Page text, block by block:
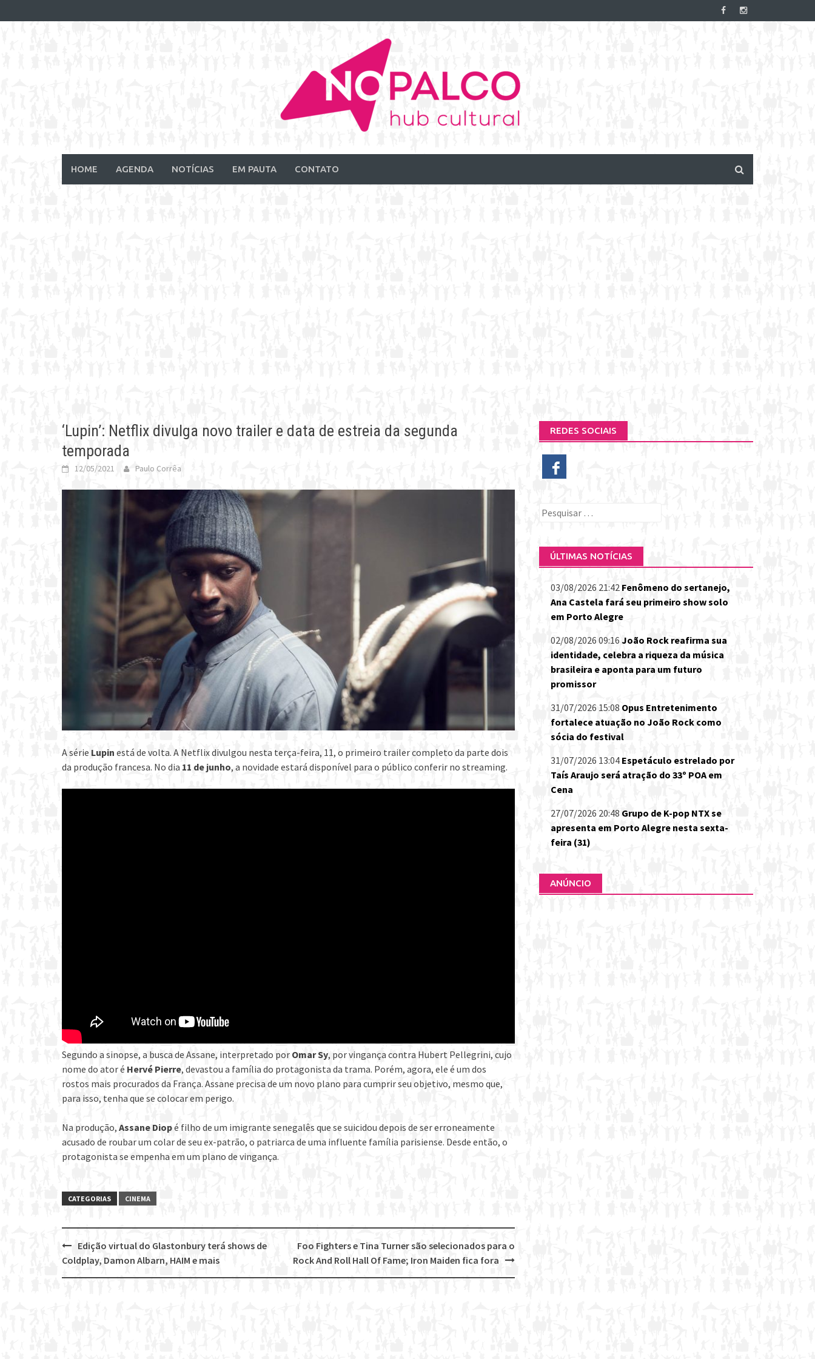
to
HOME AGENDA NOTÍCIAS EM PAUTA CONTATO
‘Lupin’: Netflix divulga novo trailer e data de estreia da segunda
temporada
12/05/2021 Paulo Corrêa
A série Lupin está de volta. A Netflix divulgou nesta terça-feira, 11, o primeiro trailer completo da parte dois
da produção francesa. No dia 11 de junho, a novidade estará disponível para o público conferir no streaming.
Segundo a sinopse, a busca de Assane, interpretado por Omar Sy, por vingança contra Hubert Pellegrini, cujo
nome do ator é Hervé Pierre, devastou a família do protagonista da trama. Porém, agora, ele é um dos
rostos mais procurados da França. Assane precisa de um novo plano para cumprir seu objetivo, mesmo que,
para isso, tenha que se colocar em perigo.
Na produção, Assane Diopé filho de um imigrante senegalês que se suicidou depois de ser erroneamente
acusado de roubar um colar de seu ex-patrão, o patriarca de uma influente família parisiense. Desde então, o
protagonista se empenha em um plano de vingança.
CATEGORIAS CINEMA
Post
navigation
Foo Fighters e Tina Turner são selecionados para o
Rock And Roll Hall Of Fame; Iron Maiden fica fora
Edição virtual do Glastonbury terá shows de
Coldplay, Damon Albarn, HAIM e mais
REDES SOCIAIS
Pesquisar
ÚLTIMAS NOTÍCIAS
03/08/2026 21:42 Fenômeno do sertanejo,
Ana Castela fará seu primeiro show solo
em Porto Alegre
02/08/2026 09:16 João Rock reafirma sua
identidade, celebra a riqueza da música
brasileira e aponta para um futuro
promissor
31/07/2026 15:08 Opus Entretenimento
fortalece atuação no João Rock como
sócia do festival
31/07/2026 13:04 Espetáculo estrelado por
Taís Araujo será atração do 33º POA em
Cena
27/07/2026 20:48 Grupo de K-pop NTX se
apresenta em Porto Alegre nesta sexta-
feira (31)
ANÚNCIO